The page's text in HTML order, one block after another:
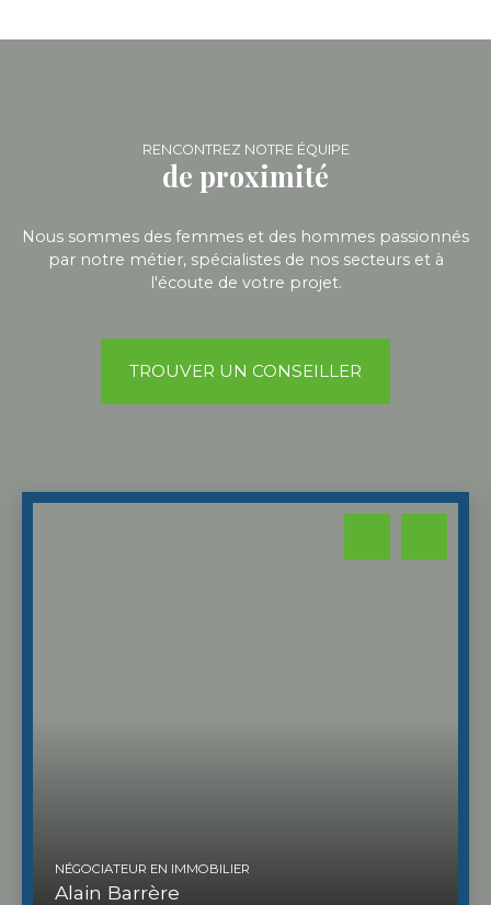
RENCONTREZ NOTRE ÉQUIPE
de proximité
Nous sommes des femmes et des hommes passionnés
par notre métier, spécialistes de nos secteurs et à
l'écoute de votre projet.
TROUVER UN CONSEILLER
NÉGOCIATEUR EN IMMOBILIER
Alain Barrère